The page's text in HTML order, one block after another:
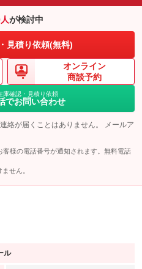
人が検討中
見積り依頼(無料)
オンライン
商談予約
庫確認・見積り依頼
でお問い合わせ
絡が届くことはありません。 メールア
様の電話番号が通知されます。無料電話
せん。
ル